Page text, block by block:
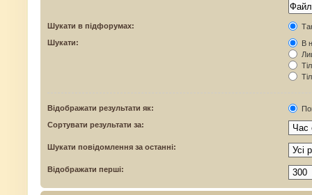
Шукати в підфорумах:
Шукати:
В
Відображати результати як:
Сортувати результати за:
Шукати повідомлення за останні:
Відображати перші: